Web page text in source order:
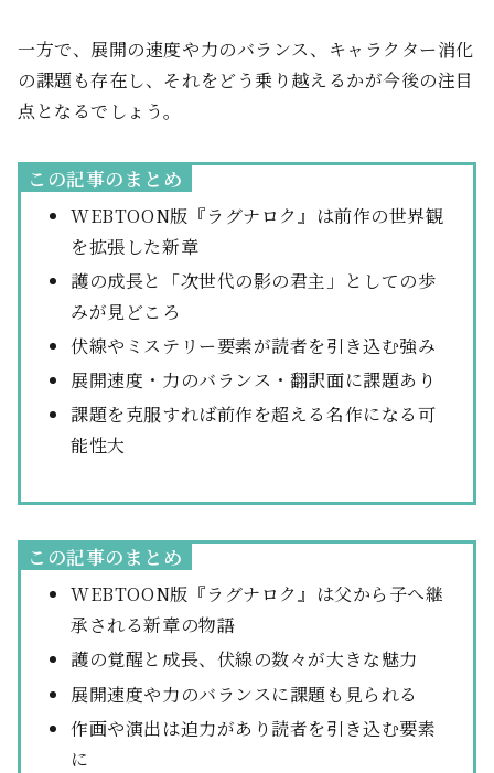
一方で、展開の速度や力のバランス、キャラクター消化
の課題も存在し、それをどう乗り越えるかが今後の注目
点となるでしょう。
この記事のまとめ
WEBTOON版『ラグナロク』は前作の世界観
を拡張した新章
護の成長と「次世代の影の君主」としての歩
みが見どころ
伏線やミステリー要素が読者を引き込む強み
展開速度・力のバランス・翻訳面に課題あり
課題を克服すれば前作を超える名作になる可
能性大
この記事のまとめ
WEBTOON版『ラグナロク』は父から子へ継
承される新章の物語
護の覚醒と成長、伏線の数々が大きな魅力
展開速度や力のバランスに課題も見られる
作画や演出は迫力があり読者を引き込む要素
に